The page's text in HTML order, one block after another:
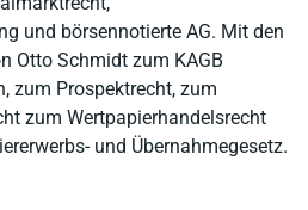
und börsennotierte AG. Mit den
Otto Schmidt zum KAGB
zum Prospektrecht, zum
zum Wertpapierhandelsrecht
und Übernahmegesetz.